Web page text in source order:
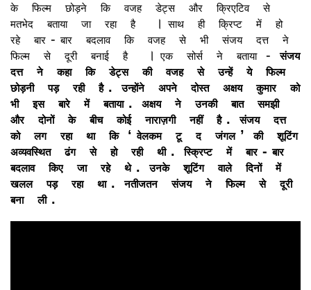
के
फिल्म छोड़ने कि वजह डेट्स और क्रिएटिव
से
मतभेद
बताया जा रहा है । साथ ही क्रिप्ट में
हो
रहे
बार - बार बदलाव कि वजह से भी संजय दत्त
ने
फिल्म
से दूरी बनाई है । एक सोर्स ने बताया -
संजय
दत्त
ने कहा कि डेट्स की वजह से उन्हें ये
फिल्म
छोड़नी
पड़ रही है . उन्होंने अपने दोस्त अक्षय कुमार
को
भी
इस बारे में बताया . अक्षय ने उनकी बात
समझी
और
दोनों के बीच कोई नाराज़गी नहीं है . संजय
दत्त
को
लग रहा था कि ‘ वेलकम टू द जंगल ’ की
शूटिंग
अव्यवस्थित
ढंग से हो रही थी . स्क्रिप्ट में बार - बार
बदलाव
किए जा रहे थे . उनके शूटिंग वाले दिनों
में
खलल
पड़ रहा था . नतीजतन संजय ने फिल्म से
दूरी
बना
ली .